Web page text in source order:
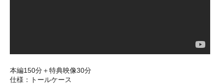
本編150分＋特典映像30分
仕様：トールケース